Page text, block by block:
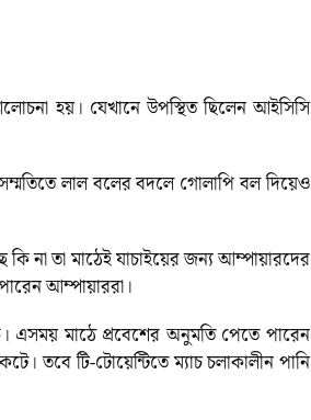
হয়। যেখানে উপস্থিত ছিলেন আইসিসি
লাল বলের বদলে গোলাপি বল দিয়েও
না তা মাঠেই যাচাইয়ের জন্য আম্পায়ারদের
আম্পায়াররা।
এসময় মাঠে প্রবেশের অনুমতি পেতে পারেন
তবে টি-টোয়েন্টিতে ম্যাচ চলাকালীন পানি